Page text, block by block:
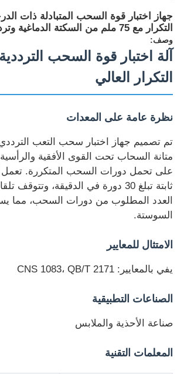
منزل
المنتجات
جولة في المعمل
ضبط الجودة
اتصل بنا
معدات اختبار المعمل
غرفة الاختبار البيئي
جهاز اختبار قوة السحب المتبادلة ذات
التكرار مع 75 ملم من السكتة الدماغية وتردد 30 CPM
وصف:
آلة اختبار قوة السحب
التكرار العالي
نظرة عامة على المعدات
تم تصميم جهاز اختبار سحب التعب
متانة السحاب تحت القوى الأفقية
على تحمل دورات السحب المتكررة. تعمل
ثابتة تبلغ 30 دورة في الدقيقة، وتتوقف
العدد المطلوب من دورات السحب، مما
السوستة.
الامتثال للمعايير
يفي بالمعايير: CNS 1083، QB/T 2171
الصناعات التطبيقية
صناعة الأحذية والملابس
المعلمات التقنية